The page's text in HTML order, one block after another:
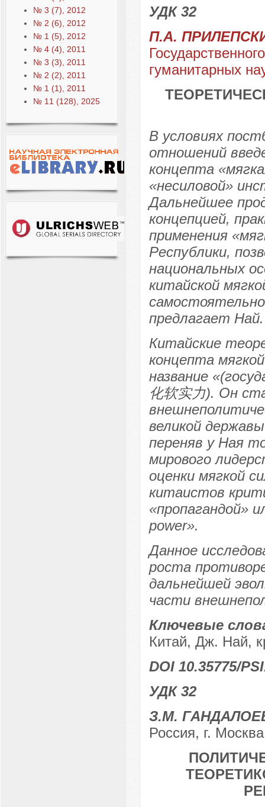
№ 3 (7), 2012
№ 2 (6), 2012
№ 1 (5), 2012
№ 4 (4), 2011
№ 3 (3), 2011
№ 2 (2), 2011
№ 1 (1), 2011
№ 11 (128), 2025
УДК 32
П.А.
гуманитарных
В условиях
отношений
концепта
«несиловой»
Дальнейшее
концепцией,
применения
Республики,
национальных
китайской
предлагает Най.
Китайские
концепта
название
化软实力). Он
великой
переняв у Ная
мирового
оценки мягкой
китаистов
«пропагандой»
power».
Данное
роста
дальнейшей
части
Ключевые
Китай, Дж. Най,
DOI 10.35775/
УДК 32
З.М.
Россия, г. Москва